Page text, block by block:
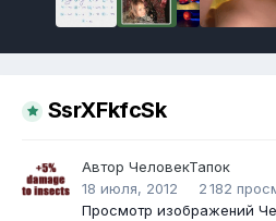
SsrXFkfcSk
Автор ЧеловекТапок
18 июля, 2012
2 182
Просмотр изображений